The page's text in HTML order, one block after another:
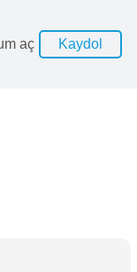
aç Kaydol